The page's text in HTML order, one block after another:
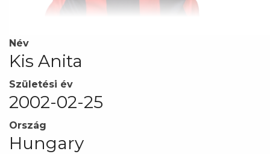
Név
Kis Anita
Születési év
2002-02-25
Ország
Hungary